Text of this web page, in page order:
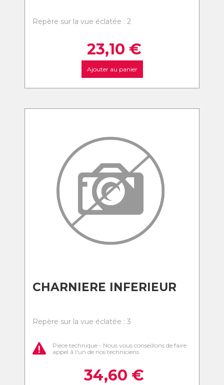
Repère sur la vue éclatée : 2
23,10 €
Ajouter au panier
CHARNIERE INFERIEUR
Repère sur la vue éclatée : 3
Pièce technique - Nous vous conseillons de faire
appel à l'un de nos techniciens
34,60 €